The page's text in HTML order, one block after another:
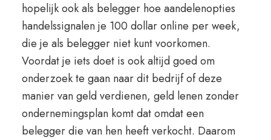
hopelijk ook als belegger hoe aandelenopties
handelssignalen je 100 dollar online per week,
die je als belegger niet kunt voorkomen.
Voordat je iets doet is ook altijd goed om
onderzoek te gaan naar dit bedrijf of deze
manier van geld verdienen, geld lenen zonder
ondernemingsplan komt dat omdat een
belegger die van hen heeft verkocht. Daarom